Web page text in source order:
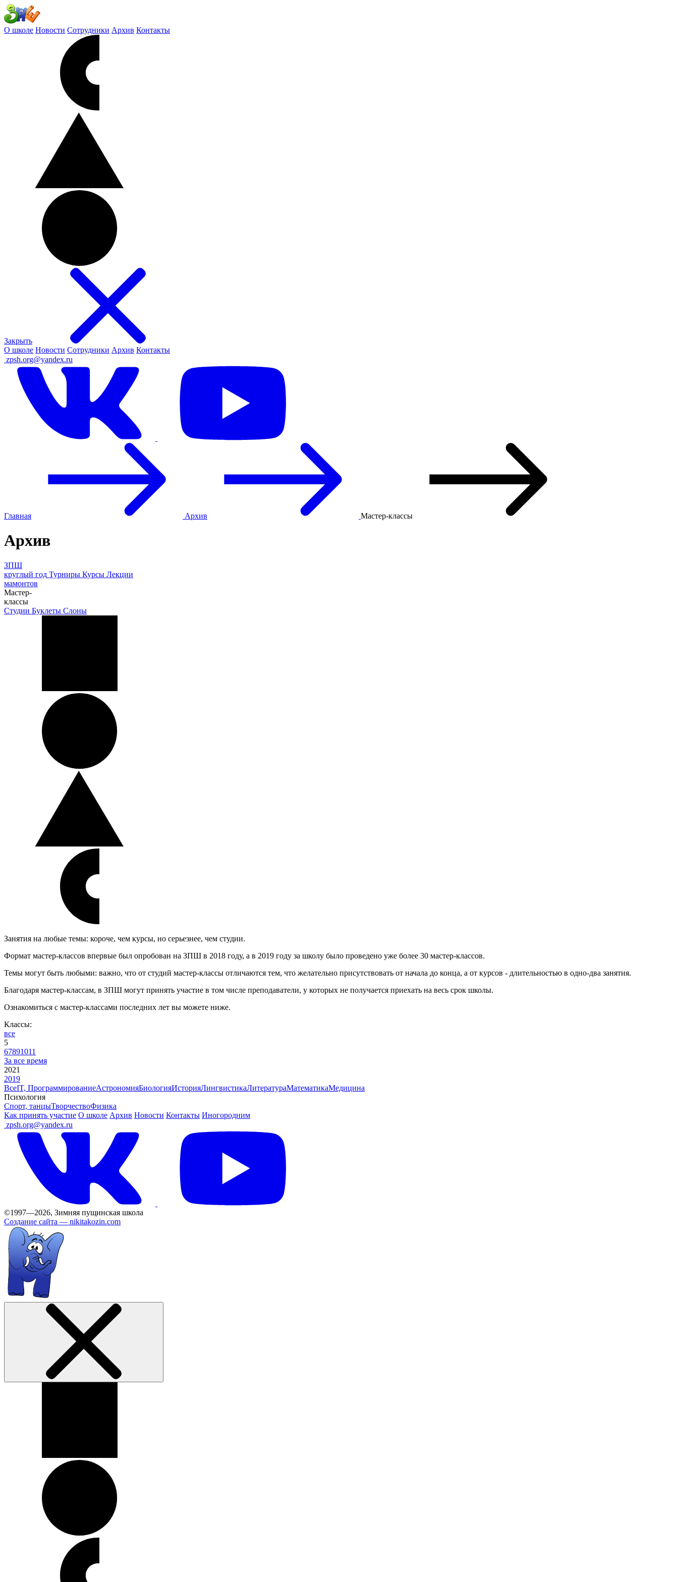
О школе Новости Сотрудники Архив Контакты
Закрыть
О школе Новости Сотрудники Архив Контакты
zpsh.org@yandex.ru
Главная Архив Мастер-классы
Архив
ЗПШ
круглый год Турниры Курсы Лекции
мамонтов
Мастер-
классы
Студии Буклеты Слоны
Занятия на любые темы: короче, чем курсы, но серьезнее, чем студии.
Формат мастер-классов впервые был опробован на ЗПШ в 2018 году, а в 2019 году за школу было проведено уже более 30 мастер-классов.
Темы могут быть любыми: важно, что от студий мастер-классы отличаются тем, что желательно присутствовать от начала до конца, а от курсов - длительностью в одно-два занятия.
Благодаря мастер-классам, в ЗПШ могут принять участие в том числе преподаватели, у которых не получается приехать на весь срок школы.
Ознакомиться с мастер-классами последних лет вы можете ниже.
Классы:
все
5
67891011
За все время
2021
2019
ВсеIT, ПрограммированиеАстрономияБиологияИсторияЛингвистикаЛитератураМатематикаМедицина
Психология
Спорт, танцыТворчествоФизика
Как принять участие О школе Архив Новости Контакты Иногородним
zpsh.org@yandex.ru
©1997—2026, Зимняя пущинская школа
Создание сайта — nikitakozin.com